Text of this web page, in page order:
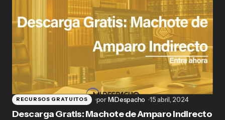
RECURSOS GRATUITOS porMiDespacho 15 abril, 2024
Descarga Gratis: Machote de Amparo Indirecto